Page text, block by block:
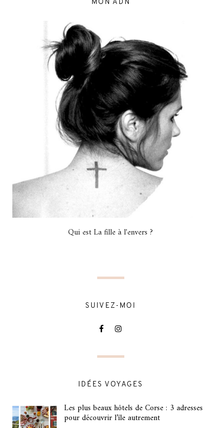
MON ADN
Qui est La fille à l'envers ?
SUIVEZ-MOI
IDÉES VOYAGES
Les plus beaux hôtels de Corse : 3 adresses
pour découvrir l’île autrement